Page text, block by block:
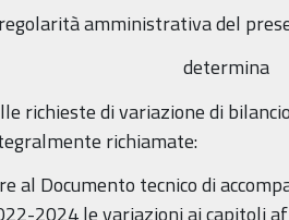
amministrativa del
determina
richieste di variazione di
richiamate:
al Documento tecnico di